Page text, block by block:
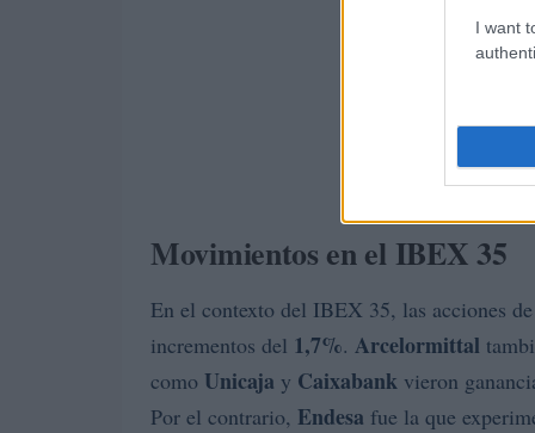
I want
Movimientos en el IBEX 35
En el contexto del IBEX 35, las acciones de
incrementos del 1,7%. Arcelormittal
como Unicaja y Caixabank vieron
Por el contrario, Endesa fue la que